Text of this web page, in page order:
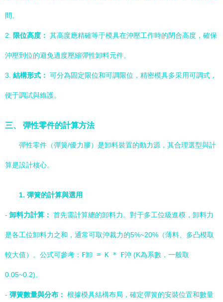
間。
2. 限位高度： 其高度應精確等于模具在沖壓工作時的閉合高度，確保
沖壓到位的避免過度壓縮彈性卸料元件。
3. 結構形式： 可分為固定限位和可調限位，精密模具多采用可調式，
便于調試與維護。
三、 彈性零件的計算方法
彈性零件（彈簧/優力膠）是卸料裝置的動力源，其合理選型與計
算是設計核心。
1. 彈簧的計算與選用
- 卸料力計算： 首先需計算總的卸料力。對于多工位級進模，卸料力
是各工位卸料力之和，通常可取沖裁力的5%~20%（薄料、多凸模取
較大值）。公式可參考： F卸 = K * F沖 (K為系數，一般取
0.05~0.2)。
- 彈簧數量與分布： 根據模具結構布局，確定彈簧的安裝位置和數量